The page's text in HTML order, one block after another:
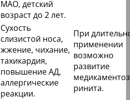
МАО, детский
возраст до 2 лет.
Сухость
слизистой носа,
жжение, чихание,
тахикардия,
повышение АД,
аллергические
реакции.
При
применении
возможно
развитие
ринита.